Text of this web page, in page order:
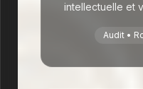
intellectuelle et
Audit •